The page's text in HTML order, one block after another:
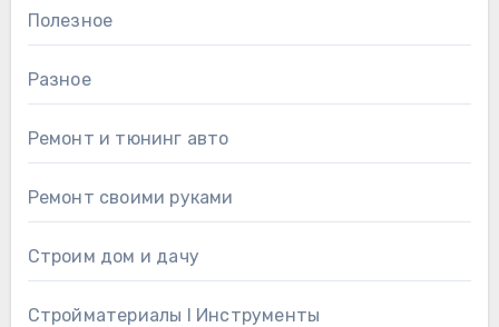
Полезное
Разное
Ремонт и тюнинг авто
Ремонт своими руками
Строим дом и дачу
Стройматериалы l Инструменты